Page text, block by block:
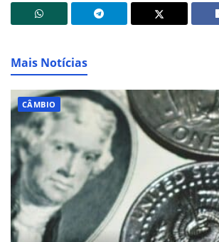
Mais Notícias
CÂMBIO